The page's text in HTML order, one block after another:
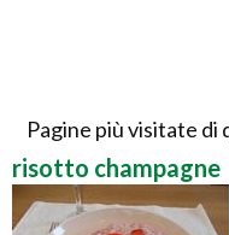
Pagine più visitate di
risotto champagne